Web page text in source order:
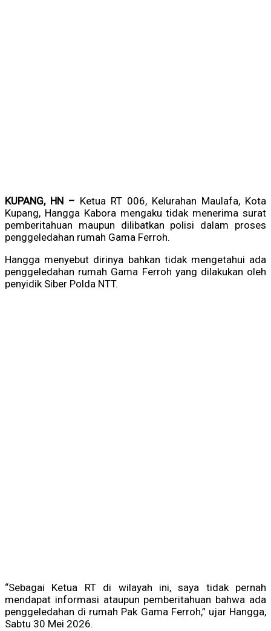
KUPANG, HN – Ketua RT 006, Kelurahan Maulafa, Kota
Kupang, Hangga Kabora mengaku tidak menerima surat
pemberitahuan maupun dilibatkan polisi dalam proses
penggeledahan rumah Gama Ferroh.
Hangga menyebut dirinya bahkan tidak mengetahui ada
penggeledahan rumah Gama Ferroh yang dilakukan oleh
penyidik Siber Polda NTT.
“Sebagai Ketua RT di wilayah ini, saya tidak pernah
mendapat informasi ataupun pemberitahuan bahwa ada
penggeledahan di rumah Pak Gama Ferroh,” ujar Hangga,
Sabtu 30 Mei 2026.